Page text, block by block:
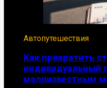
Автопутешествия
Как превратить
индивидуальный
малоизвестным